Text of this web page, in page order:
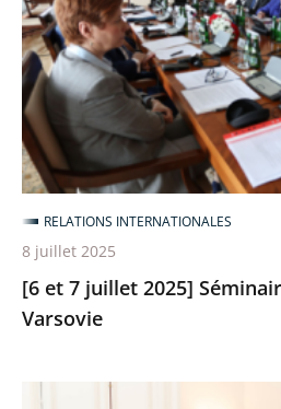
juillet
2025]
Séminaire
franco-
polonais
à
Varsovie
[6 et 7 juillet 2025]
Varsovie
RELATIONS INTERNATIONALES
8 juillet 2025
Séminaire